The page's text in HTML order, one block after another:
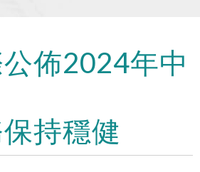
佈2024年中
持穩健